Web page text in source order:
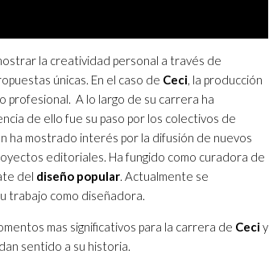
la creatividad personal a través de
únicas. En el caso de Ceci, la producción
profesional. A lo largo de su carrera ha
de ello fue su paso por los colectivos de
ha mostrado interés por la difusión de nuevos
editoriales. Ha fungido como curadora de
del diseño popular. Actualmente se
trabajo como diseñadora.
mas significativos para la carrera de Ceciy
sentido a su historia.